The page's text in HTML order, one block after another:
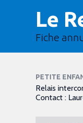
Le
Fiche
PETITE
Relais
Contact :